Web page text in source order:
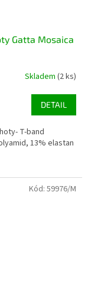
Gatta Mosaica
Skladem (2 ks)
DETAIL
T-band
13% elastan
Kód: 59976/M